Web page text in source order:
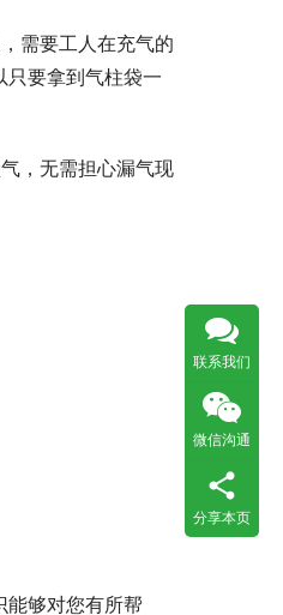
需要工人在充气的
只要拿到气柱袋一
，无需担心漏气现
能够对您有所帮
联系我们
微信沟通
分享本页